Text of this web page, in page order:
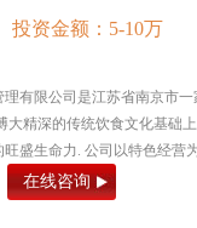
投资金额：5-10万
有限公司是江苏省南京市
大精深的传统饮食文化基础
盛生命力. 公司以特色经营
在线咨询